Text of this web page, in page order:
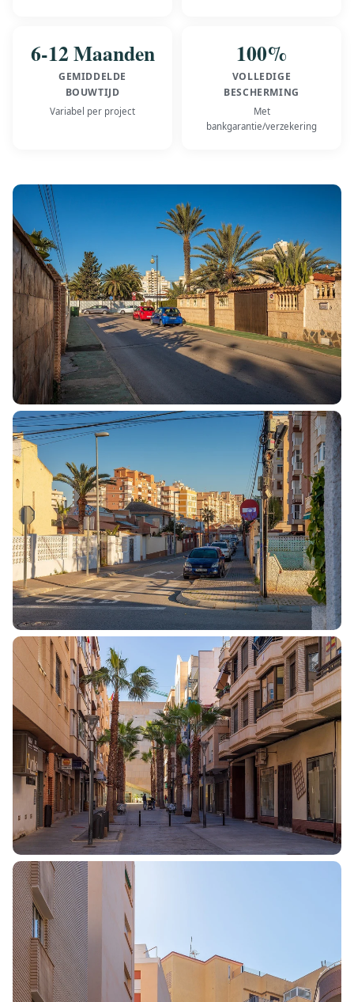
6-12 Maanden
GEMIDDELDE
BOUWTIJD
Variabel per project
100%
VOLLEDIGE
BESCHERMING
Met
bankgarantie/verzekering